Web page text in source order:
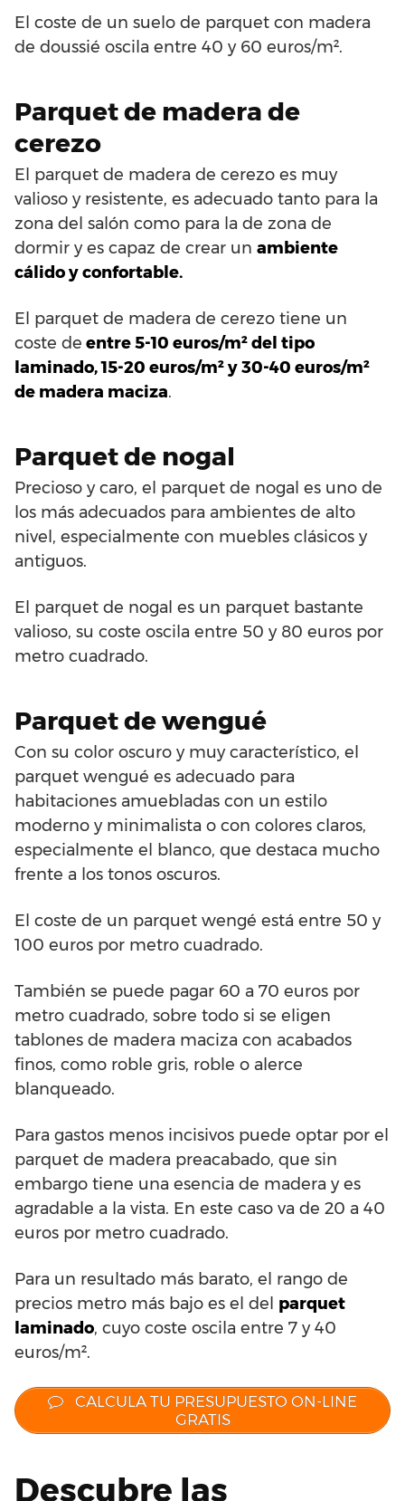
El coste de un suelo de parquet con madera
de doussié oscila entre 40 y 60 euros/m².
Parquet de madera de
cerezo
El parquet de madera de cerezo es muy
valioso y resistente, es adecuado tanto para la
zona del salón como para la de zona de
dormir y es capaz de crear un ambiente
cálido y confortable.
El parquet de madera de cerezo tiene un
coste de entre 5-10 euros/m² del tipo
laminado, 15-20 euros/m² y 30-40 euros/m²
de madera maciza.
Parquet de nogal
Precioso y caro, el parquet de nogal es uno de
los más adecuados para ambientes de alto
nivel, especialmente con muebles clásicos y
antiguos.
El parquet de nogal es un parquet bastante
valioso, su coste oscila entre 50 y 80 euros por
metro cuadrado.
Parquet de wengué
Con su color oscuro y muy característico, el
parquet wengué es adecuado para
habitaciones amuebladas con un estilo
moderno y minimalista o con colores claros,
especialmente el blanco, que destaca mucho
frente a los tonos oscuros.
El coste de un parquet wengé está entre 50 y
100 euros por metro cuadrado.
También se puede pagar 60 a 70 euros por
metro cuadrado, sobre todo si se eligen
tablones de madera maciza con acabados
finos, como roble gris, roble o alerce
blanqueado.
Para gastos menos incisivos puede optar por el
parquet de madera preacabado, que sin
embargo tiene una esencia de madera y es
agradable a la vista. En este caso va de 20 a 40
euros por metro cuadrado.
Para un resultado más barato, el rango de
precios metro más bajo es el del parquet
laminado, cuyo coste oscila entre 7 y 40
euros/m².
CALCULA TU PRESUPUESTO ON-LINE
GRATIS
Descubre las